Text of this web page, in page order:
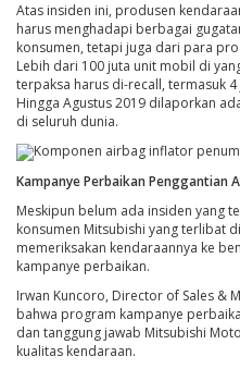
Atas insiden ini, produsen
harus menghadapi berbagai
konsumen, tetapi juga dari para
Lebih dari 100 juta unit mobil di
terpaksa harus di-recall, termasuk
Hingga Agustus 2019 dilaporkan
di seluruh dunia.
Komponen airbag inflator
Kampanye Perbaikan Penggantian
Meskipun belum ada insiden yang
konsumen Mitsubishi yang terlibat
memeriksakan kendaraannya ke
kampanye perbaikan.
Irwan Kuncoro, Director of Sales &
bahwa program kampanye
dan tanggung jawab Mitsubishi
kualitas kendaraan.